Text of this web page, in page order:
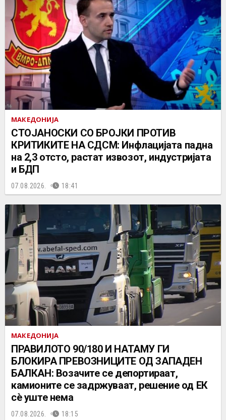
МАКЕДОНИЈА
СТОЈАНОСКИ СО БРОЈКИ ПРОТИВ
КРИТИКИТЕ НА СДСМ: Инфлацијата падна
на 2,3 отсто, растат извозот, индустријата
и БДП
07.08.2026. 18:41
МАКЕДОНИЈА
ПРАВИЛОТО 90/180 И НАТАМУ ГИ
БЛОКИРА ПРЕВОЗНИЦИТЕ ОД ЗАПАДЕН
БАЛКАН: Возачите се депортираат,
камионите се задржуваат, решение од ЕК
сè уште нема
07.08.2026. 18:15